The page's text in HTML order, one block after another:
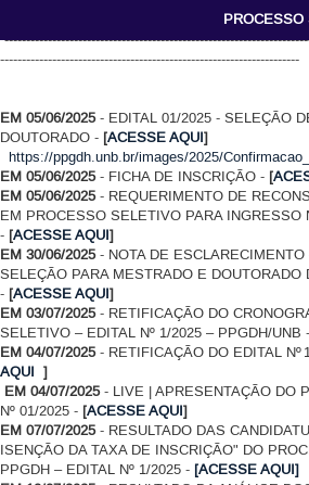
PROCESSO
---------------------------------------------------------------------
EM 05/06/2025- EDITAL 01/2025 - SELEÇÃO
DOUTORADO - [ACESSE AQUI]
https://ppgdh.unb.br/images/2025/
EM 05/06/2025- FICHA DE INSCRIÇÃO - [
EM 05/06/2025- REQUERIMENTO DE
EM PROCESSO SELETIVO PARA INGRESSO
- [ACESSE AQUI]
EM 30/06/2025- NOTA DE ESCLARECIMENTO
SELEÇÃO PARA MESTRADO E DOUTORADO
- [ACESSE AQUI]
EM 03/07/2025- RETIFICAÇÃO DO
SELETIVO – EDITAL Nº 1/2025 – PPGDH/UNB -
EM 04/07/2025- RETIFICAÇÃO DO EDITAL Nº
AQUI ]
EM 04/07/2025- LIVE | APRESENTAÇÃO DO
Nº 01/2025 - [ACESSE AQUI]
EM 07/07/2025- RESULTADO DAS
ISENÇÃO DA TAXA DE INSCRIÇÃO" DO
PPGDH – EDITAL Nº 1/2025 - [ACESSE AQUI]